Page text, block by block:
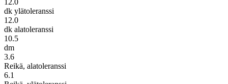
dk ylätoleranssi
12.0
dk alatoleranssi
10.5
dm
3.6
Reikä, alatoleranssi
6.1